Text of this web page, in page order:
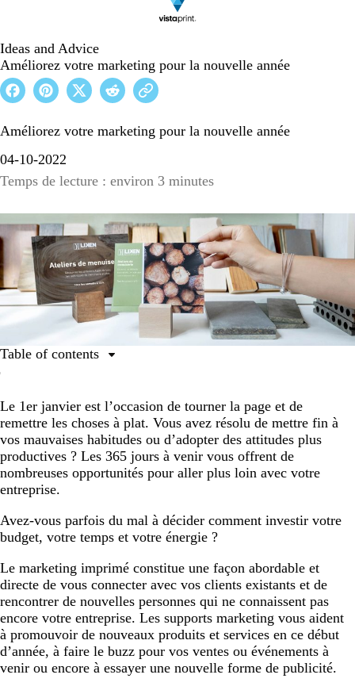
Ideas and Advice
Améliorez votre marketing pour la nouvelle année
Améliorez votre marketing pour la nouvelle année
04-10-2022
Temps de lecture : environ 3 minutes
Le 1er janvier est l’occasion de tourner la page et de
remettre les choses à plat. Vous avez résolu de mettre fin à
vos mauvaises habitudes ou d’adopter des attitudes plus
productives ? Les 365 jours à venir vous offrent de
nombreuses opportunités pour aller plus loin avec votre
entreprise.
Avez-vous parfois du mal à décider comment investir votre
budget, votre temps et votre énergie ?
Le marketing imprimé constitue une façon abordable et
directe de vous connecter avec vos clients existants et de
rencontrer de nouvelles personnes qui ne connaissent pas
encore votre entreprise. Les supports marketing vous aident
à promouvoir de nouveaux produits et services en ce début
d’année, à faire le buzz pour vos ventes ou événements à
venir ou encore à essayer une nouvelle forme de publicité.
Table of contents
qualité/prix
À exposer, envoyer ou distribuer, les cartes postales
sont polyvalentes
Les dépliants vous donnent de l’espace pour parler de
votre entreprise
marque